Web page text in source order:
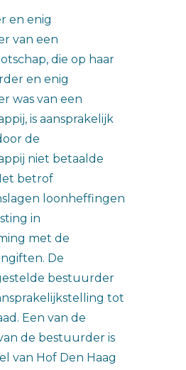
en enig
van een
die op haar
en enig
was van een
is aansprakelijk
de
niet betaalde
betrof
loonheffingen
in
met de
De
bestuurder
tot
Een van de
de bestuurder is
van Hof Den Haag